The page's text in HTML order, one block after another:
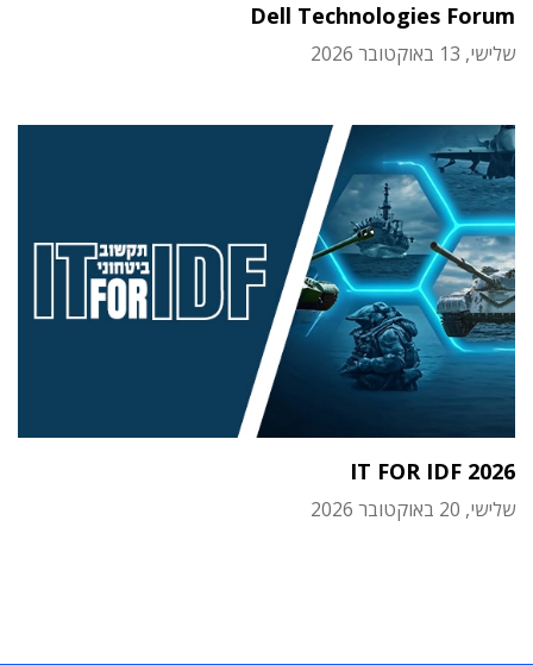
Dell Technologies Forum
שלישי, 13 באוקטובר 2026
IT FOR IDF 2026
שלישי, 20 באוקטובר 2026